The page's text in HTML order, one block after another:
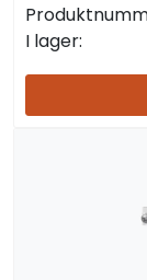
I lager: